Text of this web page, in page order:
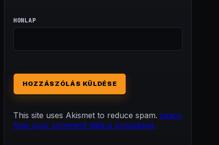
HONLAP
This site uses Akismet to reduce spam. Learn
how your comment data is processed.